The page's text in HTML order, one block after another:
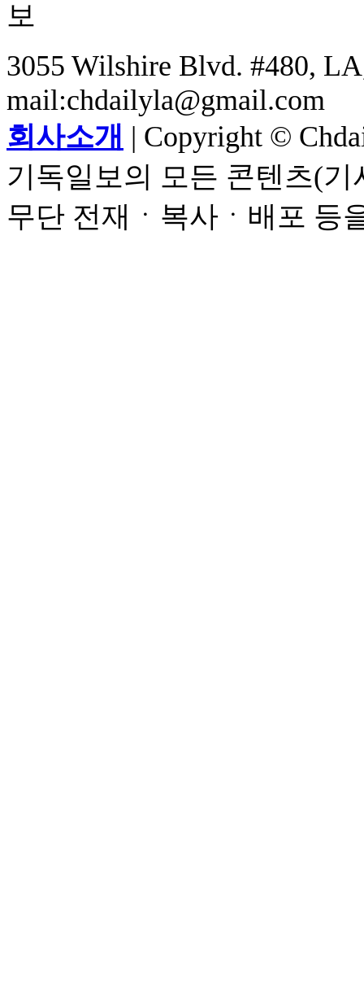
3055 Wilshire Blvd. #480,
mail:chdailyla@gmail.com
회사소개 | Copyright ©
기독일보의 모든 콘텐츠(
무단 전재ㆍ복사ㆍ배포 등